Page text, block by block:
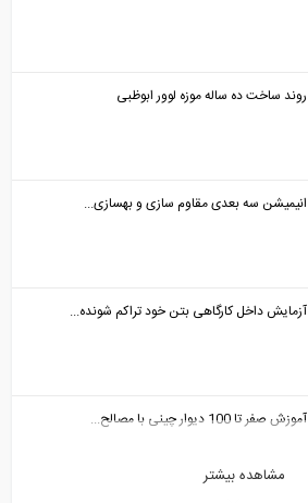
روند ساخت ده ساله موزه لوور ابوظبی
انیمیشن سه بعدی مقاوم سازی و بهسازی...
آزمایش داخل کارگاهی بتن خود تراکم شونده...
آموزش صفر تا 100 دیوار چینی با مصالح...
مشاهده بیشتر